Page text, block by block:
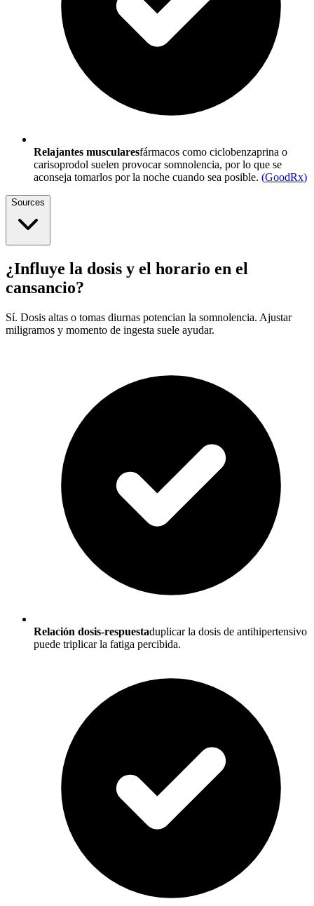
Relajantes muscularesfármacos como ciclobenzaprina o
carisoprodol suelen provocar somnolencia, por lo que se
aconseja tomarlos por la noche cuando sea posible. (GoodRx)
Sources
¿Influye la dosis y el horario en el
cansancio?
Sí. Dosis altas o tomas diurnas potencian la somnolencia. Ajustar
miligramos y momento de ingesta suele ayudar.
Relación dosis-respuestaduplicar la dosis de antihipertensivo
puede triplicar la fatiga percibida.